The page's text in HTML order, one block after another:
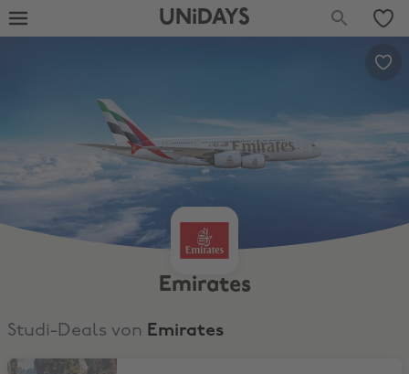
UNiDAYS
Emirates
Studi-Deals von Emirates
Bis zu 10% Rabatt auf Economy- und Business-Class-Flüge